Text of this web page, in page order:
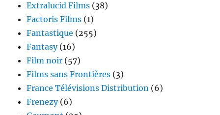
Extralucid Films (38)
Factoris Films (1)
Fantastique (255)
Fantasy(16)
Film noir (57)
Films sans Frontières (3)
France Télévisions Distribution (6)
Frenezy(6)